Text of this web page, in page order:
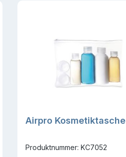
Airpro Kosmetiktasche
Produktnummer: KC7052